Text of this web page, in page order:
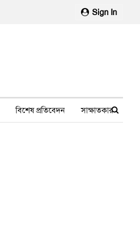
Sign In
বিশেষ প্রতিবেদন সাক্ষাতকার